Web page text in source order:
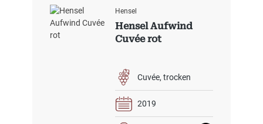
Hensel
Hensel Aufwind
Cuvée rot
Cuvée trocken
2019